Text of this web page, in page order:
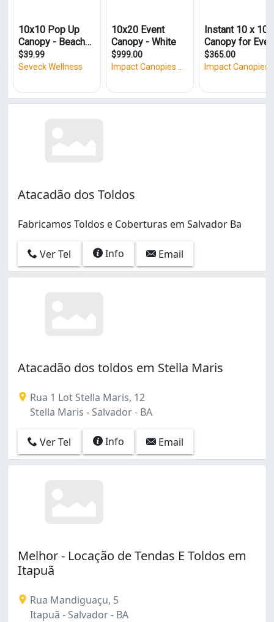
Atacadão dos Toldos
Fabricamos Toldos e Coberturas em Salvador Ba
Ver Tel Info Email
Atacadão dos toldos em Stella Maris
Rua 1 Lot Stella Maris, 12
Stella Maris - Salvador - BA
Ver Tel Info Email
Melhor - Locação de Tendas E Toldos em
Itapuã
Rua Mandiguaçu, 5
Itapuã - Salvador - BA